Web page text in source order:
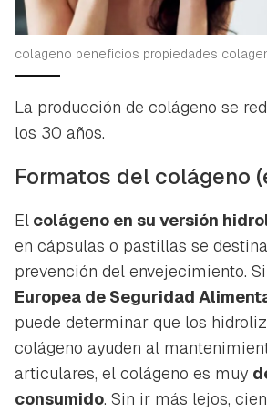
colageno beneficios propiedades
La producción de colágeno se
los 30 años.
Formatos del colágeno
El colágeno en su versión
en cápsulas o pastillas se
prevención del envejecimiento.
Europea de Seguridad
puede determinar que los
colágeno ayuden al
articulares, el colágeno es muy
consumido. Sin ir más lejos,